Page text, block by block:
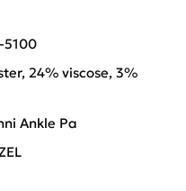
24% viscose, 3%
Ankle Pa